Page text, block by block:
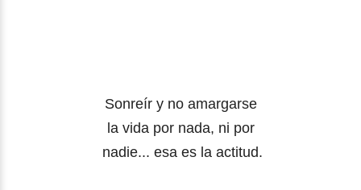
Sonreíry no amargarse
la vida por nada, ni por
nadie... esa es la actitud.